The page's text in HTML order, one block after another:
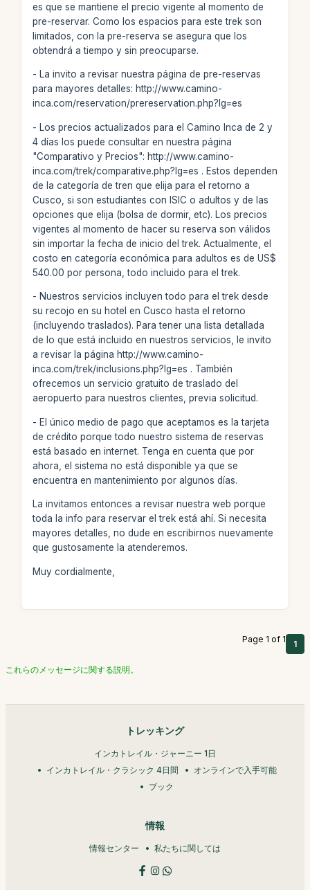
es que se mantiene el precio vigente al momento de
pre-reservar. Como los espacios para este trek son
limitados, con la pre-reserva se asegura que los
obtendrá a tiempo y sin preocuparse.
- La invito a revisar nuestra página de pre-reservas
para mayores detalles: http://www.camino-
inca.com/reservation/prereservation.php?lg=es
- Los precios actualizados para el Camino Inca de 2 y
4 días los puede consultar en nuestra página
"Comparativo y Precios": http://www.camino-
inca.com/trek/comparative.php?lg=es . Estos dependen
de la categoría de tren que elija para el retorno a
Cusco, si son estudiantes con ISIC o adultos y de las
opciones que elija (bolsa de dormir, etc). Los precios
vigentes al momento de hacer su reserva son válidos
sin importar la fecha de inicio del trek. Actualmente, el
costo en categoría económica para adultos es de US$
540.00 por persona, todo incluido para el trek.
- Nuestros servicios incluyen todo para el trek desde
su recojo en su hotel en Cusco hasta el retorno
(incluyendo traslados). Para tener una lista detallada
de lo que está incluido en nuestros servicios, le invito
a revisar la página http://www.camino-
inca.com/trek/inclusions.php?lg=es . También
ofrecemos un servicio gratuito de traslado del
aeropuerto para nuestros clientes, previa solicitud.
- El único medio de pago que aceptamos es la tarjeta
de crédito porque todo nuestro sistema de reservas
está basado en internet. Tenga en cuenta que por
ahora, el sistema no está disponible ya que se
encuentra en mantenimiento por algunos días.
La invitamos entonces a revisar nuestra web porque
toda la info para reservar el trek está ahí. Si necesita
mayores detalles, no dude en escribirnos nuevamente
que gustosamente la atenderemos.
Muy cordialmente,
Page 1 of 1 1
これらのメッセージに関する説明。
トレッキング
インカトレイル・ジャーニー 1日
インカトレイル・クラシック 4日間
オンラインで入手可能
ブック
情報
情報センター 私たちに関しては